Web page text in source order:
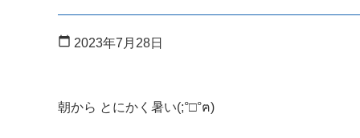
calendar_today 2023年7月28日
朝から とにかく暑い(;°□°ฅ)